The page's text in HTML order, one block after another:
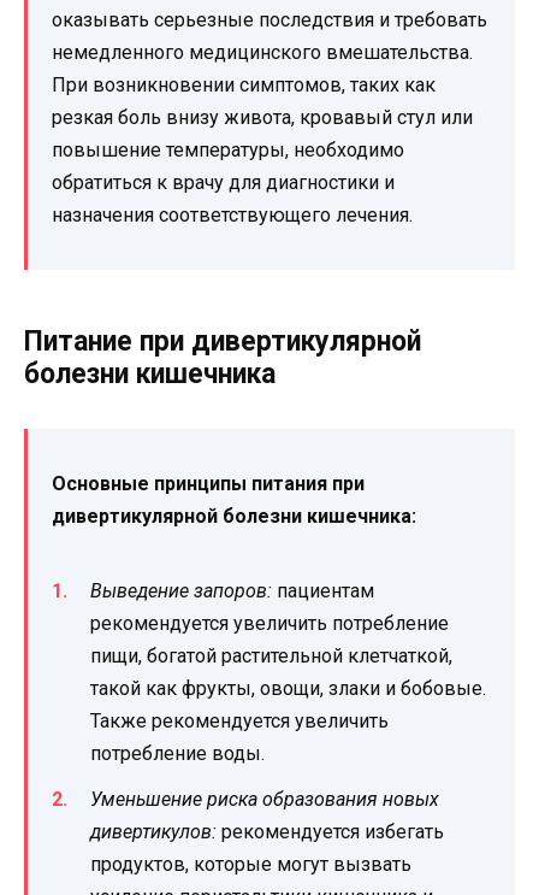
оказывать серьезные последствия и требовать
немедленного медицинского вмешательства.
При возникновении симптомов, таких как
резкая боль внизу живота, кровавый стул или
повышение температуры, необходимо
обратиться к врачу для диагностики и
назначения соответствующего лечения.
Питание при дивертикулярной
болезни кишечника
Основные принципы питания при
дивертикулярной болезни кишечника:
Выведение запоров: пациентам
рекомендуется увеличить потребление
пищи, богатой растительной клетчаткой,
такой как фрукты, овощи, злаки и бобовые.
Также рекомендуется увеличить
потребление воды.
Уменьшение риска образования новых
дивертикулов: рекомендуется избегать
продуктов, которые могут вызвать